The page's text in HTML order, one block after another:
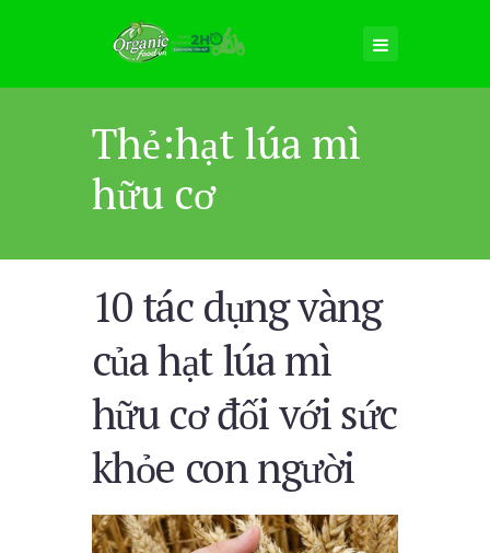
Thẻ:hạt lúa mì
hữu cơ
10 tác dụng vàng
của hạt lúa mì
hữu cơ đối với sức
khỏe con người